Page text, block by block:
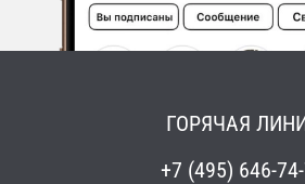
ГОРЯЧАЯ
+7 (495) 646-